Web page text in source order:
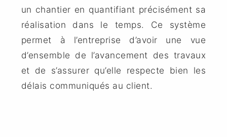
un chantier en quantifiant précisément sa
réalisation dans le temps. Ce système
permet à l’entreprise d’avoir une vue
d’ensemble de l’avancement des travaux
et de s’assurer qu’elle respecte bien les
délais communiqués au client.